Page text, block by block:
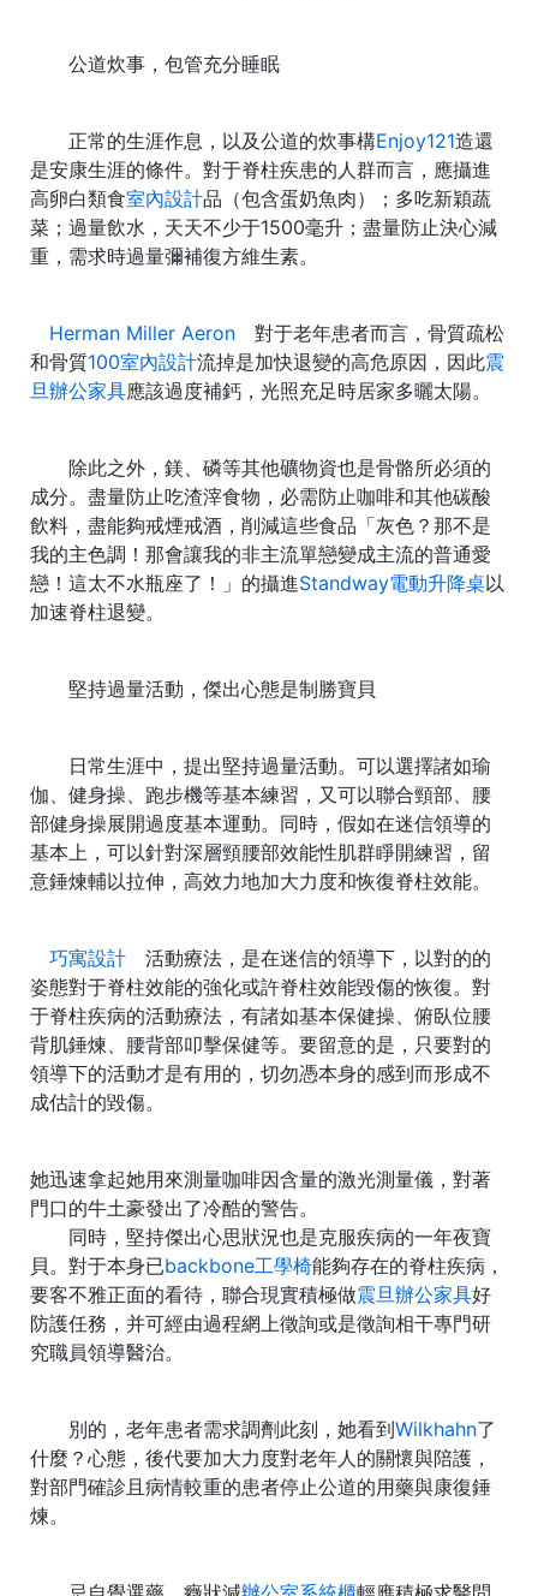
公道炊事，包管充分睡眠
正常的生涯作息，以及公道的炊事構Enjoy121造還
是安康生涯的條件。對于脊柱疾患的人群而言，應攝進
高卵白類食室內設計品（包含蛋奶魚肉）；多吃新穎蔬
菜；過量飲水，天天不少于1500毫升；盡量防止決心減
重，需求時過量彌補復方維生素。
Herman Miller Aeron 對于老年患者而言，骨質疏松
和骨質100室內設計流掉是加快退變的高危原因，因此震
旦辦公家具應該過度補鈣，光照充足時居家多曬太陽。
除此之外，鎂、磷等其他礦物資也是骨骼所必須的
成分。盡量防止吃渣滓食物，必需防止咖啡和其他碳酸
飲料，盡能夠戒煙戒酒，削減這些食品「灰色？那不是
我的主色調！那會讓我的非主流單戀變成主流的普通愛
戀！這太不水瓶座了！」的攝進Standway電動升降桌以
加速脊柱退變。
堅持過量活動，傑出心態是制勝寶貝
日常生涯中，提出堅持過量活動。可以選擇諸如瑜
伽、健身操、跑步機等基本練習，又可以聯合頸部、腰
部健身操展開過度基本運動。同時，假如在迷信領導的
基本上，可以針對深層頸腰部效能性肌群睜開練習，留
意錘煉輔以拉伸，高效力地加大力度和恢復脊柱效能。
巧寓設計 活動療法，是在迷信的領導下，以對的的
姿態對于脊柱效能的強化或許脊柱效能毀傷的恢復。對
于脊柱疾病的活動療法，有諸如基本保健操、俯臥位腰
背肌錘煉、腰背部叩擊保健等。要留意的是，只要對的
領導下的活動才是有用的，切勿憑本身的感到而形成不
成估計的毀傷。
她迅速拿起她用來測量咖啡因含量的激光測量儀，對著
門口的牛土豪發出了冷酷的警告。
同時，堅持傑出心思狀況也是克服疾病的一年夜寶
貝。對于本身已backbone工學椅能夠存在的脊柱疾病，
要客不雅正面的看待，聯合現實積極做震旦辦公家具好
防護任務，并可經由過程網上徵詢或是徵詢相干專門研
究職員領導醫治。
別的，老年患者需求調劑此刻，她看到Wilkhahn了
什麼？心態，後代要加大力度對老年人的關懷與陪護，
對部門確診且病情較重的患者停止公道的用藥與康復錘
煉。